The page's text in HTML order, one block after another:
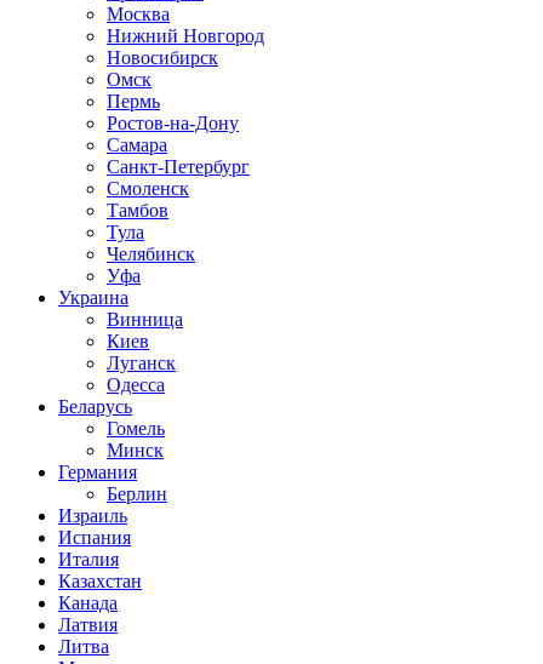
Москва
Нижний Новгород
Новосибирск
Омск
Пермь
Ростов-на-Дону
Самара
Санкт-Петербург
Смоленск
Тамбов
Тула
Челябинск
Уфа
Украина
Винница
Киев
Луганск
Одесса
Беларусь
Гомель
Минск
Германия
Берлин
Израиль
Испания
Италия
Казахстан
Канада
Латвия
Литва